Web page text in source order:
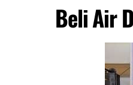
Beli Air